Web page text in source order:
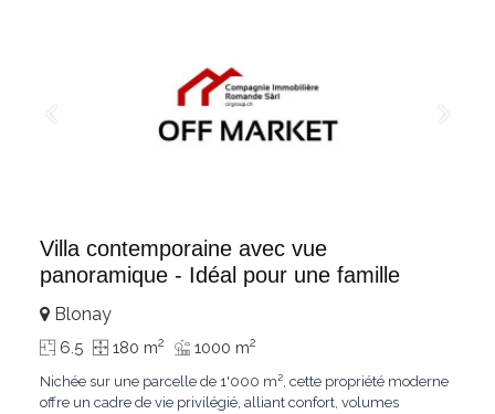
Villa contemporaine avec vue
panoramique - Idéal pour une famille
Blonay
6.5 180 m2 1000 m2
Nichée sur une parcelle de 1'000 m², cette propriété moderne
offre un cadre de vie privilégié, alliant confort, volumes